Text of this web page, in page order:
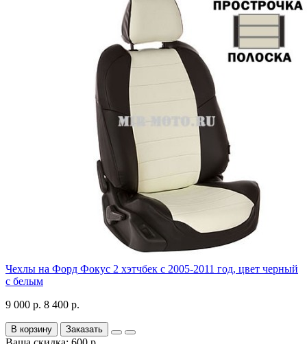
Чехлы на Форд Фокус 2 хэтчбек с 2005-2011 год, цвет черный
с белым
9 000 р. 8 400 р.
В корзину Заказать